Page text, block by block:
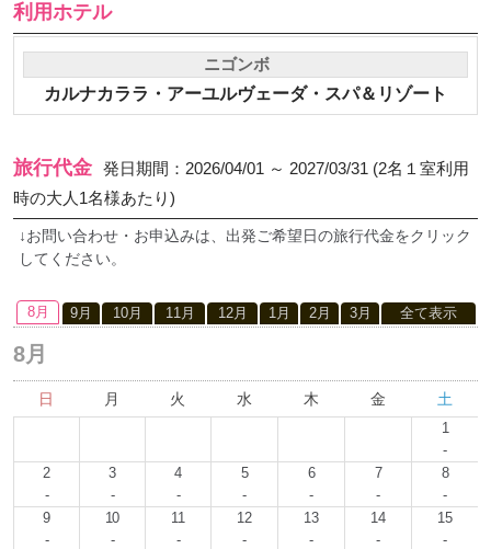
利用ホテル
ニゴンボ
カルナカララ・アーユルヴェーダ・スパ＆リゾート
旅行代金 発日期間：2026/04/01 ～ 2027/03/31 (2名１室利用
時の大人1名様あたり)
↓お問い合わせ・お申込みは、出発ご希望日の旅行代金をクリック
してください。
8月 9月 10月 11月 12月 1月 2月 3月 全て表示
8月
日 月 火 水 木 金 土
1
-
2
-
3
-
4
-
5
-
6
-
7
-
8
-
9
-
10
-
11
-
12
-
13
-
14
-
15
-